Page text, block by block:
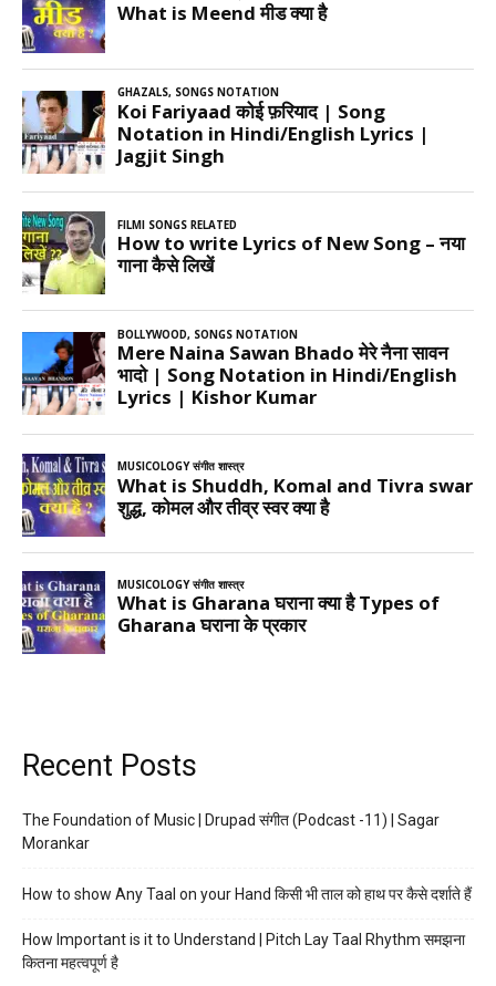
Recent Posts
The Foundation of Music | Drupad संगीत (Podcast -11) | Sagar
Morankar
How to show Any Taal on your Hand किसी भी ताल को हाथ पर कैसे दर्शाते हैं
How Important is it to Understand | Pitch Lay Taal Rhythm समझना
कितना महत्वपूर्ण है